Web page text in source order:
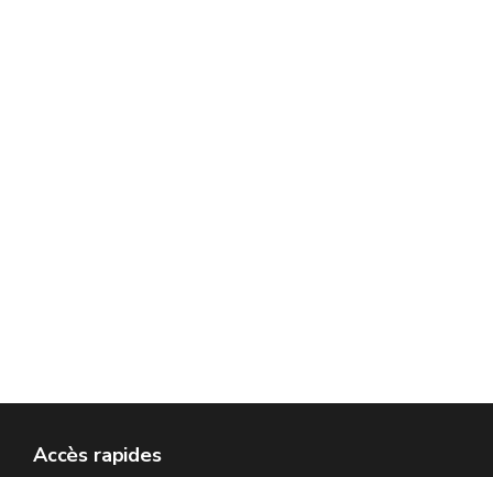
Accès rapides